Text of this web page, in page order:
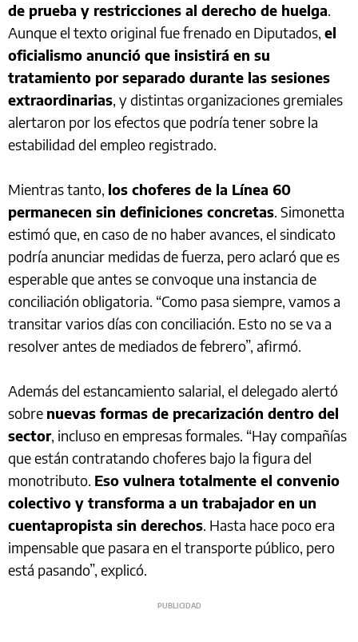
de prueba y restricciones al derecho de huelga.
Aunque el texto original fue frenado en Diputados, el
oficialismo anunció que insistirá en su
tratamiento por separado durante las sesiones
extraordinarias, y distintas organizaciones gremiales
alertaron por los efectos que podría tener sobre la
estabilidad del empleo registrado.
Mientras tanto, los choferes de la Línea 60
permanecen sin definiciones concretas. Simonetta
estimó que, en caso de no haber avances, el sindicato
podría anunciar medidas de fuerza, pero aclaró que es
esperable que antes se convoque una instancia de
conciliación obligatoria. “Como pasa siempre, vamos a
transitar varios días con conciliación. Esto no se va a
resolver antes de mediados de febrero”, afirmó.
Además del estancamiento salarial, el delegado alertó
sobre nuevas formas de precarización dentro del
sector, incluso en empresas formales. “Hay compañías
que están contratando choferes bajo la figura del
monotributo. Eso vulnera totalmente el convenio
colectivo y transforma a un trabajador en un
cuentapropista sin derechos. Hasta hace poco era
impensable que pasara en el transporte público, pero
está pasando”, explicó.